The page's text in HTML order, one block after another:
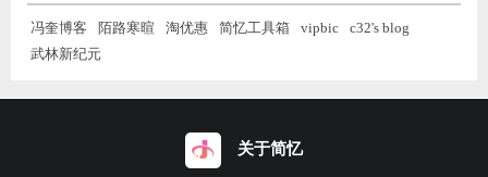
冯奎博客 陌路寒暄 淘优惠 简忆工具箱 vipbic
c32's blog
武林新纪元
关于简忆